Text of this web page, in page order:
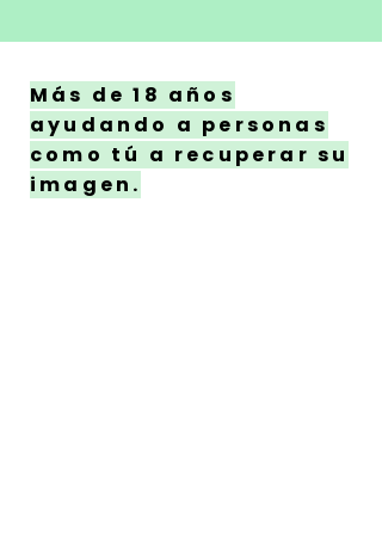
Más de 18 años
ayudando a personas
como tú a recuperar su
imagen.